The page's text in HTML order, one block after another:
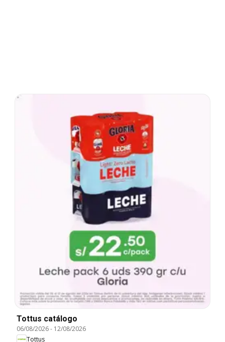
Tottus catálogo
06/08/2026- 12/08/2026
Tottus